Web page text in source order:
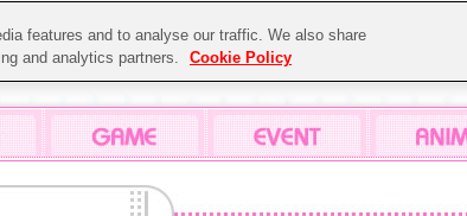
features and to analyse our traffic. We also share
and analytics partners.
Cookie Policy